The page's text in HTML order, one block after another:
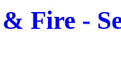
Fire -